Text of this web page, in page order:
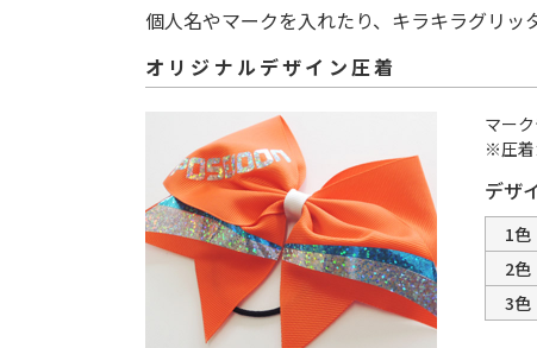
個人名やマークを入れたり、キラキラグリッ
オリジナルデザイン圧着
マー
※圧着
デザ
1色
2色
3色